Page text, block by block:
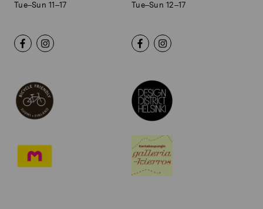
Tue–Sun 11–17
Tue–Sun 12–17